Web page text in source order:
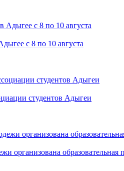
с 8 по 10 августа
студентов Адыгеи
организована образовательная